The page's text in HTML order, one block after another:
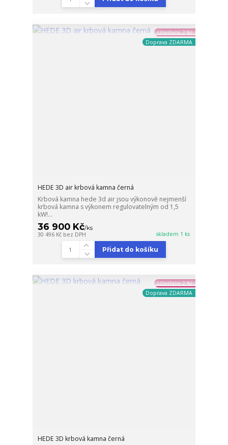
Ušetřete 2 %!
Doprava ZDARMA
HEDE 3D air krbová kamna černá
Krbová kamna hede 3d air jsou výkonově nejmenší
krbová kamna s výkonem regulovatelným od 1,5
kW!...
36 900 Kč/ks
30 496 Kč bez DPH skladem 1 ks
Přidat do košíku
Ušetřete 2 %!
Doprava ZDARMA
HEDE 3D krbová kamna černá